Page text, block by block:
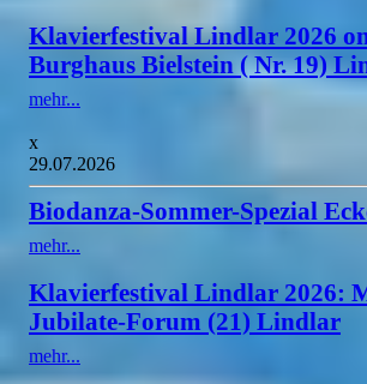
Klavierfestival Lindlar 2026
Burghaus Bielstein ( Nr. 19)
mehr...
x
29.07.2026
Biodanza-Sommer-Spezial
mehr...
Klavierfestival Lindlar 2026:
Jubilate-Forum (21) Lindlar
mehr...